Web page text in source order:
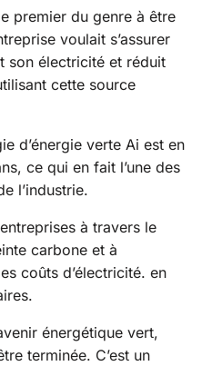
premier du genre à être
voulait s’assurer
son électricité et réduit
cette source
d’énergie verte Ai est en
ce qui en fait l’une des
l’industrie.
à travers le
carbone et à
coûts d’électricité. en
énergétique vert,
terminée. C’est un